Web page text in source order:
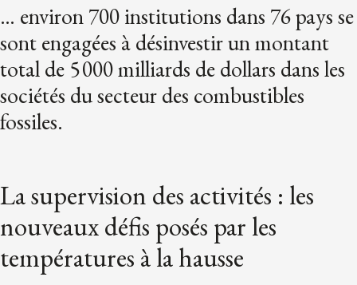
… environ 700 institutions dans 76 pays se
sont engagées à désinvestir un montant
total de 5 000 milliards de dollars dans les
sociétés du secteur des combustibles
fossiles.
La supervision des activités : les
nouveaux défis posés par les
températures à la hausse